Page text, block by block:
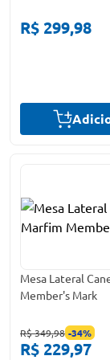
R$ 299,98
Mesa Lateral
Member's Mark
R$ 349,98 -34%
R$ 229,97